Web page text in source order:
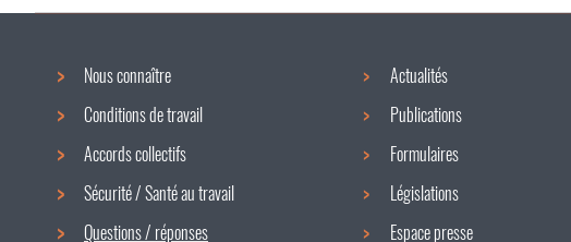
Menu
de
navigation
Nous connaître
Conditions de travail
Accords collectifs
Sécurité / Santé au travail
Questions / réponses
Actualités
Publications
Formulaires
Législations
Espace presse